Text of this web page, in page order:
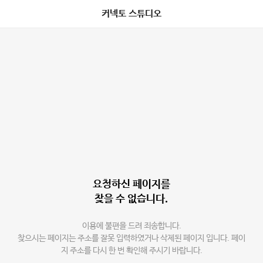
커넥토 스튜디오
요청하신 페이지를
찾을 수 없습니다.
이용에 불편을 드려 죄송합니다.
찾으시는 페이지는 주소를 잘못 입력하였거나 삭제된 페이지 입니다. 페이
지 주소를 다시 한 번 확인해 주시기 바랍니다.